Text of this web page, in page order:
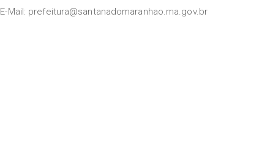
E-Mail: prefeitura@santanadomaranhao.ma.gov.br